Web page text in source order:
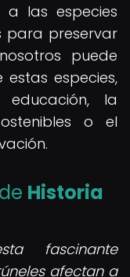
a las especies
para preservar
puede
especies,
la
o el
Historia
fascinante
afectan a